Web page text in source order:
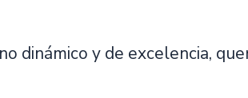
dinámico y de excelencia,